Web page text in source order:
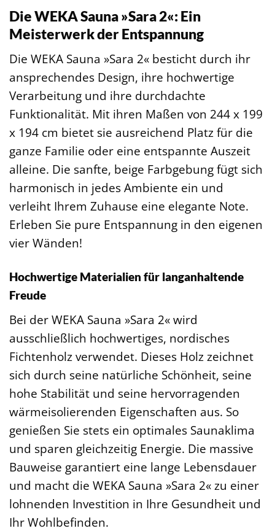
Die WEKA Sauna »Sara 2«: Ein
Meisterwerk der Entspannung
Die WEKA Sauna »Sara 2« besticht durch ihr
ansprechendes Design, ihre hochwertige
Verarbeitung und ihre durchdachte
Funktionalität. Mit ihren Maßen von 244 x 199
x 194 cm bietet sie ausreichend Platz für die
ganze Familie oder eine entspannte Auszeit
alleine. Die sanfte, beige Farbgebung fügt sich
harmonisch in jedes Ambiente ein und
verleiht Ihrem Zuhause eine elegante Note.
Erleben Sie pure Entspannung in den eigenen
vier Wänden!
Hochwertige Materialien für langanhaltende
Freude
Bei der WEKA Sauna »Sara 2« wird
ausschließlich hochwertiges, nordisches
Fichtenholz verwendet. Dieses Holz zeichnet
sich durch seine natürliche Schönheit, seine
hohe Stabilität und seine hervorragenden
wärmeisolierenden Eigenschaften aus. So
genießen Sie stets ein optimales Saunaklima
und sparen gleichzeitig Energie. Die massive
Bauweise garantiert eine lange Lebensdauer
und macht die WEKA Sauna »Sara 2« zu einer
lohnenden Investition in Ihre Gesundheit und
Ihr Wohlbefinden.